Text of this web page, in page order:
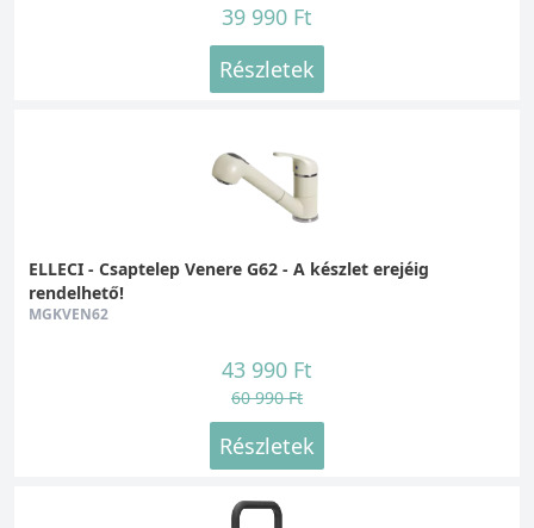
39 990 Ft
Részletek
ELLECI - Csaptelep Venere G62 - A készlet erejéig
rendelhető!
MGKVEN62
43 990 Ft
60 990 Ft
Részletek